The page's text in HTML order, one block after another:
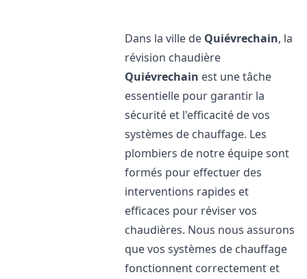
Dans la ville de Quiévrechain, la
révision chaudière
Quiévrechain est une tâche
essentielle pour garantir la
sécurité et l'efficacité de vos
systèmes de chauffage. Les
plombiers de notre équipe sont
formés pour effectuer des
interventions rapides et
efficaces pour réviser vos
chaudières. Nous nous assurons
que vos systèmes de chauffage
fonctionnent correctement et